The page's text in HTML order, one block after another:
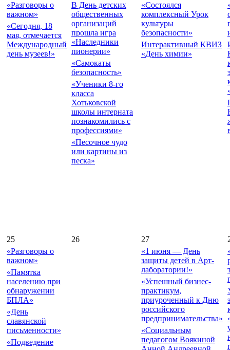
«Разговоры о
важном»
«Сегодня, 18
мая, отмечается
Международный
день музеев!»
В День детских
общественных
организаций
прошла игра
«Наследники
пионерии»
«Самокаты
безопасность»
«Ученики 8-го
класса
Хотьковской
школы интерната
познакомились с
профессиями»
«Песочное чудо
или картины из
песка»
«Состоялся
комплексный Урок
культуры
безопасности»
Интерактивный КВИЗ
«День химии»
25
«Разговоры о
важном»
«Памятка
населению при
обнаружении
БПЛА»
«День
славянской
письменности»
«Подведение
26
27
«1 июня — День
защиты детей в Арт-
лаборатории!»
«Успешный бизнес-
практикум,
приуроченный к Дню
российского
предпринимательства»
«Социальным
педагогом Воякиной